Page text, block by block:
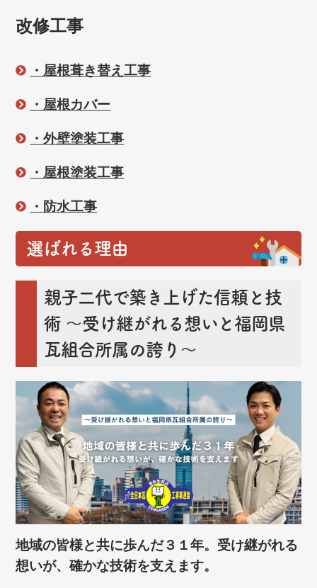
改修工事
・屋根葺き替え工事
・屋根カバー
・外壁塗装工事
・屋根塗装工事
・防水工事
選ばれる理由
親子二代で築き上げた信頼と技
術 ～受け継がれる想いと福岡県
瓦組合所属の誇り～
地域の皆様と共に歩んだ３１年。受け継がれる
想いが、確かな技術を支えます。